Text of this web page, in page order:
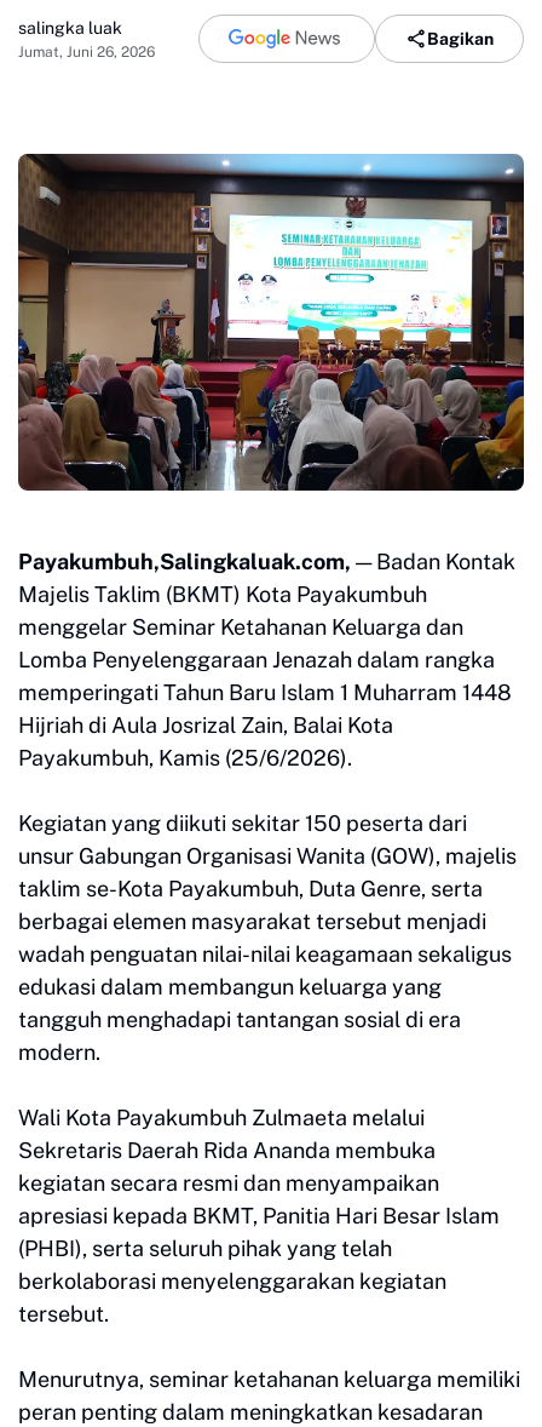
salingka luak
Jumat, Juni 26, 2026
Bagikan
Payakumbuh,Salingkaluak.com, — Badan Kontak
Majelis Taklim (BKMT) Kota Payakumbuh
menggelar Seminar Ketahanan Keluarga dan
Lomba Penyelenggaraan Jenazah dalam rangka
memperingati Tahun Baru Islam 1 Muharram 1448
Hijriah di Aula Josrizal Zain, Balai Kota
Payakumbuh, Kamis (25/6/2026).
Kegiatan yang diikuti sekitar 150 peserta dari
unsur Gabungan Organisasi Wanita (GOW), majelis
taklim se-Kota Payakumbuh, Duta Genre, serta
berbagai elemen masyarakat tersebut menjadi
wadah penguatan nilai-nilai keagamaan sekaligus
edukasi dalam membangun keluarga yang
tangguh menghadapi tantangan sosial di era
modern.
Wali Kota Payakumbuh Zulmaeta melalui
Sekretaris Daerah Rida Ananda membuka
kegiatan secara resmi dan menyampaikan
apresiasi kepada BKMT, Panitia Hari Besar Islam
(PHBI), serta seluruh pihak yang telah
berkolaborasi menyelenggarakan kegiatan
tersebut.
Menurutnya, seminar ketahanan keluarga memiliki
peran penting dalam meningkatkan kesadaran